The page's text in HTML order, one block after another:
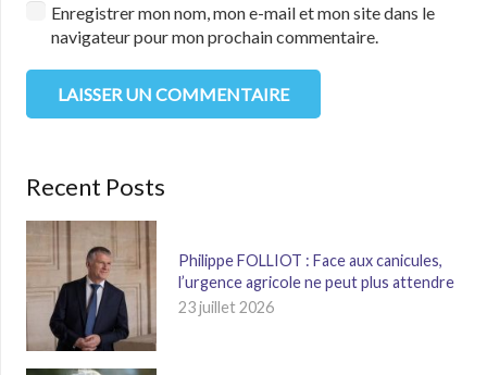
Enregistrer mon nom, mon e-mail et mon site dans le
navigateur pour mon prochain commentaire.
LAISSER UN COMMENTAIRE
Recent Posts
Philippe FOLLIOT : Face aux canicules,
l’urgence agricole ne peut plus attendre
23 juillet 2026